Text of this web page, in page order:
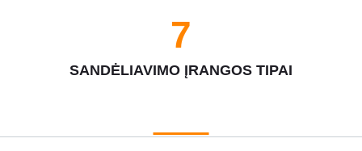
8
SANDĖLIAVIMO ĮRANGOS TIPAI